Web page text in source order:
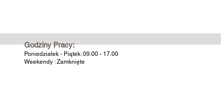
Godziny Pracy:
Poniedziałek - Piątek: 09.00 - 17.00
Weekendy : Zamknięte